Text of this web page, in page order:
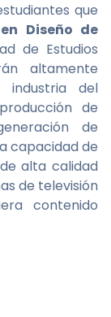
que
Diseño de
de Estudios
altamente
del
de
de
capacidad de
alta calidad
de televisión
contenido